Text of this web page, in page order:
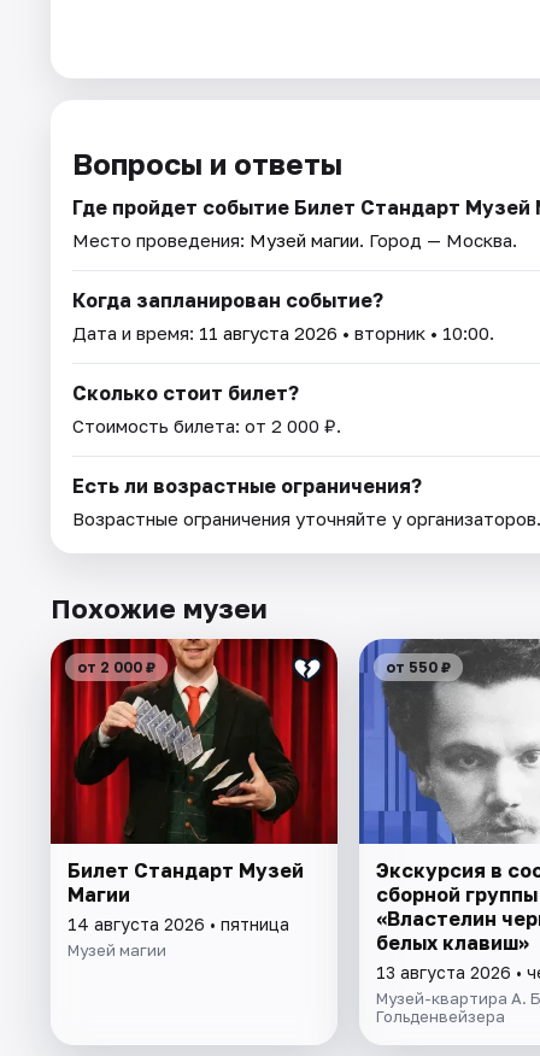
Вопросы и ответы
Где пройдет событие Билет Стандарт Музей
Место проведения: Музей магии. Город — Москва.
Когда запланирован событие?
Дата и время: 11 августа 2026 • вторник • 10:00.
Сколько стоит билет?
Стоимость билета: от 2 000 ₽.
Есть ли возрастные ограничения?
Возрастные ограничения уточняйте у организаторов.
Похожие музеи
от 2 000 ₽
Билет Стандарт Музей
Магии
14 августа 2026 • пятница
Музей магии
от 550 ₽
Экскурсия в
сборной группы
«Властелин
белых клавиш»
13 августа 2026 •
Музей-квартира А.
Гольденвейзера